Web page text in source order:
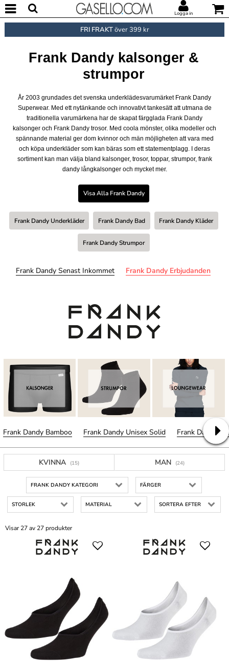
Logga in
FRI FRAKTöver 399 kr
Frank Dandy kalsonger &
strumpor
År 2003 grundades det svenska underklädesvarumärket Frank Dandy
Superwear. Med ett nytänkande och innovativt tankesätt att utmana de
traditionella varumärkena har de skapat färgglada Frank Dandy
kalsonger och Frank Dandy trosor. Med coola mönster, olika modeller och
spännande material ger dom kvinnor och män möjligheten att vara med
och köpa underkläder som kan bäras som ett statementplagg. I deras
sortiment kan man välja bland kalsonger, trosor, toppar, strumpor, frank
dandy långkalsonger och mycket mer.
Visa Alla Frank Dandy
Frank Dandy Underkläder Frank Dandy Bad Frank Dandy Kläder
Frank Dandy Strumpor
Frank Dandy Senast Inkommet Frank Dandy Erbjudanden
Frank Dandy Bamboo Frank Dandy Unisex Solid Frank Dandy
KVINNA (15) MAN (24)
FRANK DANDY KATEGORI FÄRGER
STORLEK MATERIAL SORTERA EFTER
Visar 27 av 27 produkter